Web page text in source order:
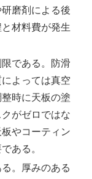
磨剤による後
材料費が発生
である。防滑
よっては真空
時に天板の塗
がゼロではな
やコーティン
ある。
。厚みのある